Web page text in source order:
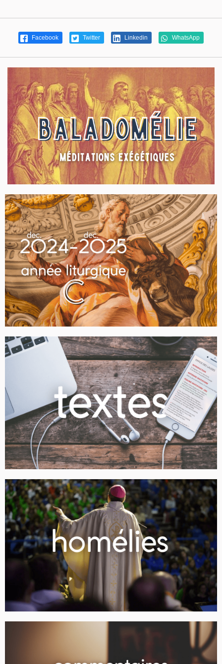
Facebook Twitter Linkedin WhatsApp